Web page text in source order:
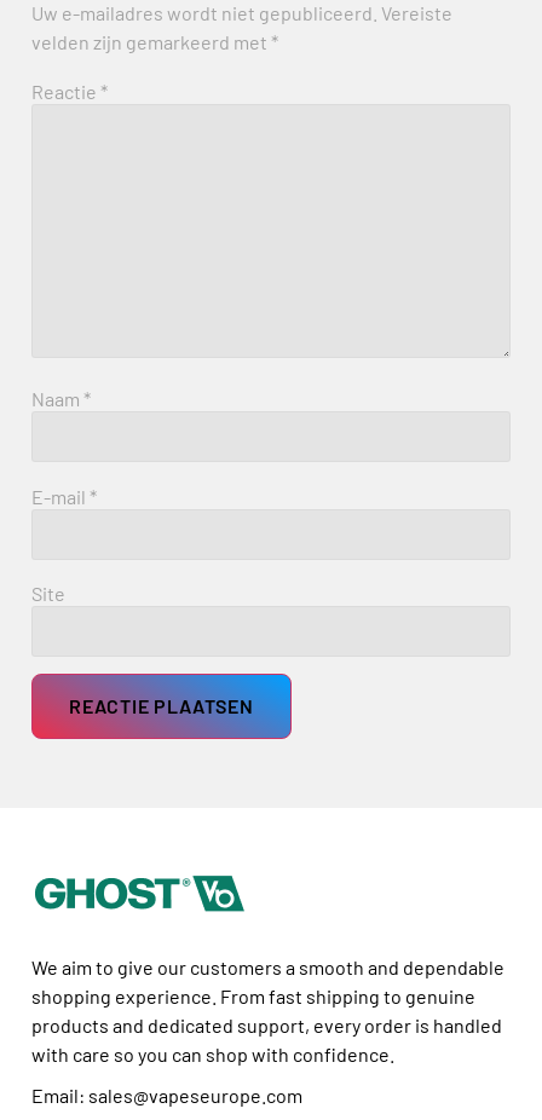
Uw e-mailadres wordt niet gepubliceerd. Vereiste
velden zijn gemarkeerd met *
Reactie *
Naam *
E-mail *
Site
We aim to give our customers a smooth and dependable
shopping experience. From fast shipping to genuine
products and dedicated support, every order is handled
with care so you can shop with confidence.
Email: sales@vapeseurope.com